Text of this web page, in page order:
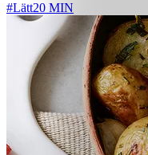
#Lätt20 MIN